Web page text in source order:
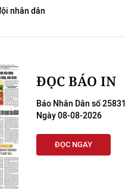
nhân dân
ĐỌC BÁO IN
Báo Nhân Dân số 25831
Ngày 08-08-2026
ĐỌC NGAY